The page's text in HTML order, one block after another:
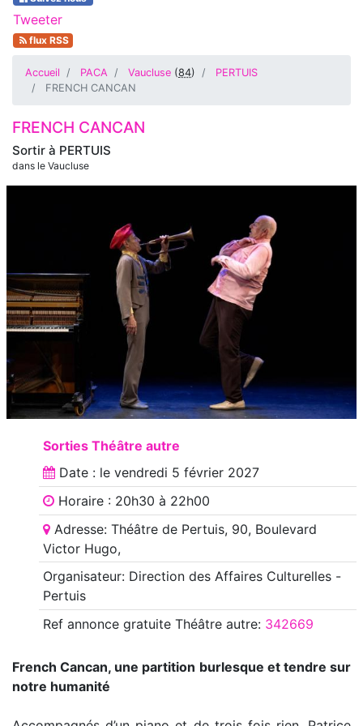
Tweeter
flux RSS
Accueil PACA Vaucluse (84)
PERTUIS
FRENCH CANCAN
Sortir à PERTUIS
dans le Vaucluse
FRENCH CANCAN
Sorties Théâtre autre
Date : le vendredi 5 février 2027
Horaire : 20h30 à 22h00
Adresse: Théâtre de Pertuis, 90, Boulevard
Victor Hugo,
Organisateur: Direction des Affaires Culturelles -
Pertuis
Ref annoncegratuite Théâtre autre: 342669
French Cancan, une partition burlesque et tendre sur
notre humanité